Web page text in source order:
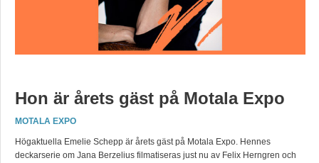
Hon är årets gäst på Motala Expo
MOTALA EXPO
Högaktuella Emelie Schepp är årets gäst på Motala Expo. Hennes
deckarserie om Jana Berzelius filmatiseras just nu av Felix Herngren och